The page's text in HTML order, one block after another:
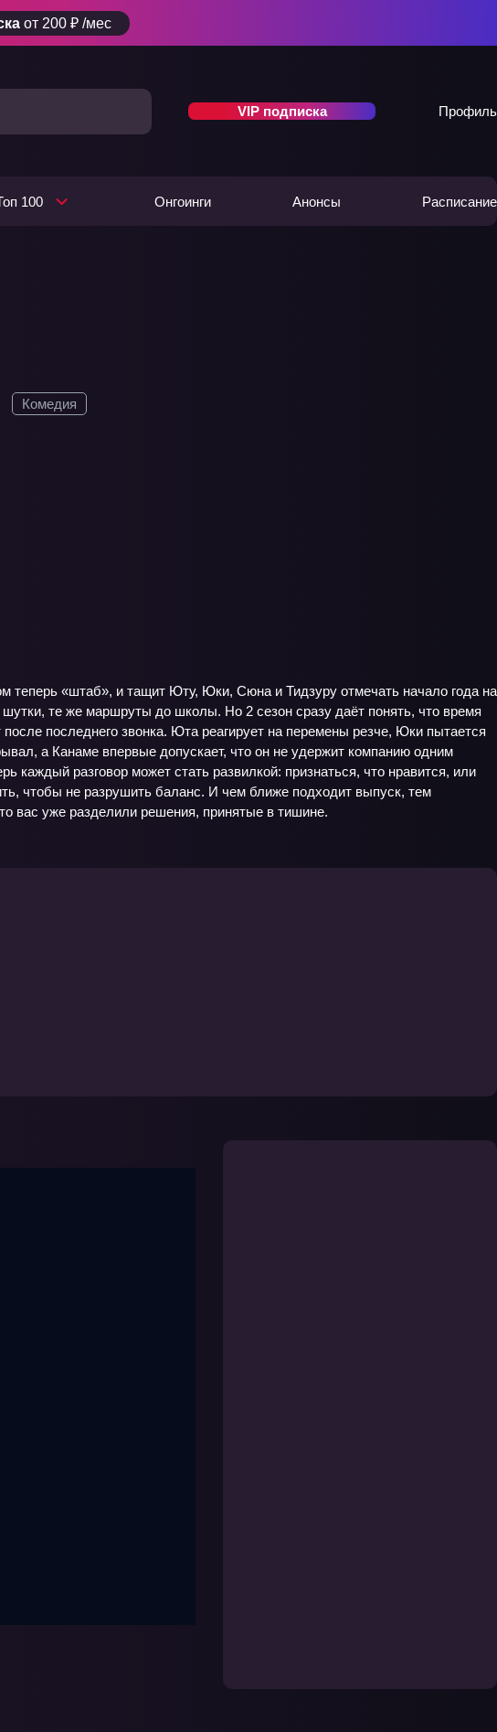
от 200 ₽ /мес
VIP подписка Профиль
100 Онгоинги Анонсы Расписание
Комедия
теперь «штаб», и тащит Юту, Юки, Сюна и Тидзуру отмечать начало года на
те же маршруты до школы. Но 2 сезон сразу даёт понять, что время
последнего звонка. Юта реагирует на перемены резче, Юки пытается
а Канаме впервые допускает, что он не удержит компанию одним
разговор может стать развилкой: признаться, что нравится, или
чтобы не разрушить баланс. И чем ближе подходит выпуск, тем
вас уже разделили решения, принятые в тишине.